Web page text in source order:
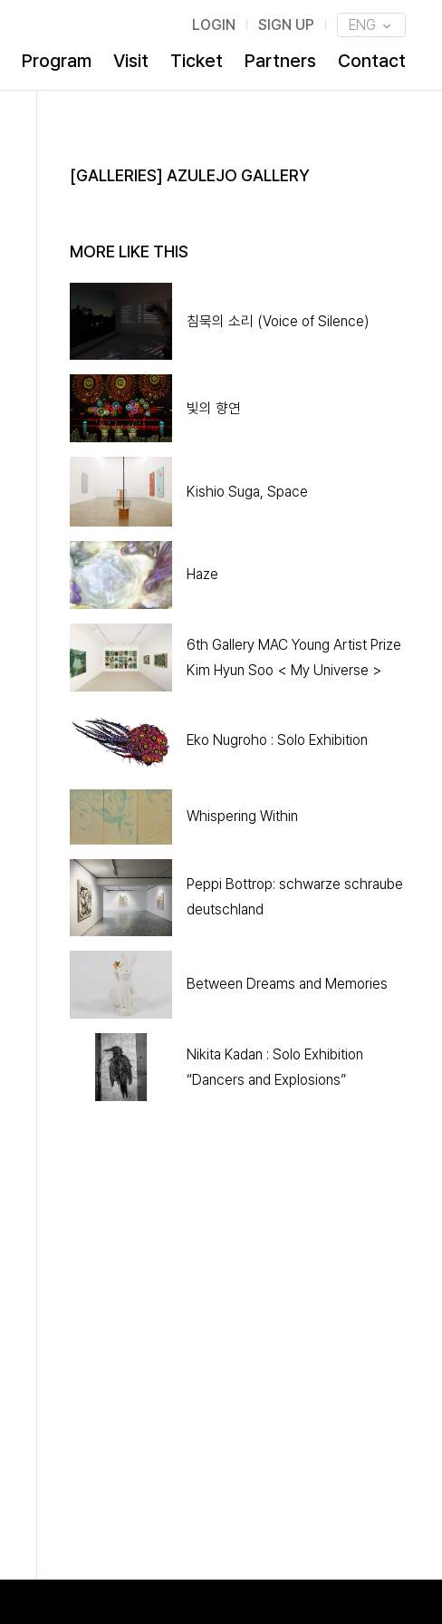
LOGIN SIGN UP ENG
Program Visit Ticket Partners Contact
[GALLERIES] AZULEJO GALLERY
MORE LIKE THIS
침묵의 소리 (Voice of Silence)
빛의 향연
Kishio Suga, Space
Haze
6th Gallery MAC Young Artist Prize
Kim Hyun Soo < My Universe >
Eko Nugroho : Solo Exhibition
Whispering Within
Peppi Bottrop: schwarze schraube
deutschland
Between Dreams and Memories
Nikita Kadan : Solo Exhibition
“Dancers and Explosions”